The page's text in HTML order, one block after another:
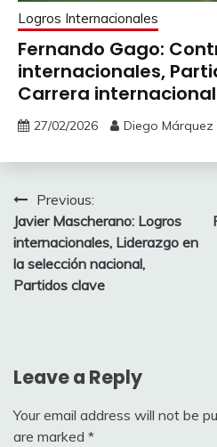
Logros Internacionales
Fernando Gago:
internacionales,
Carrera internacional
27/02/2026 Diego Márquez
Post
navigation
Previous:
Javier Mascherano: Logros
internacionales, Liderazgo en
la selección nacional,
Partidos clave
Leave a Reply
Your email address will not be
are marked *